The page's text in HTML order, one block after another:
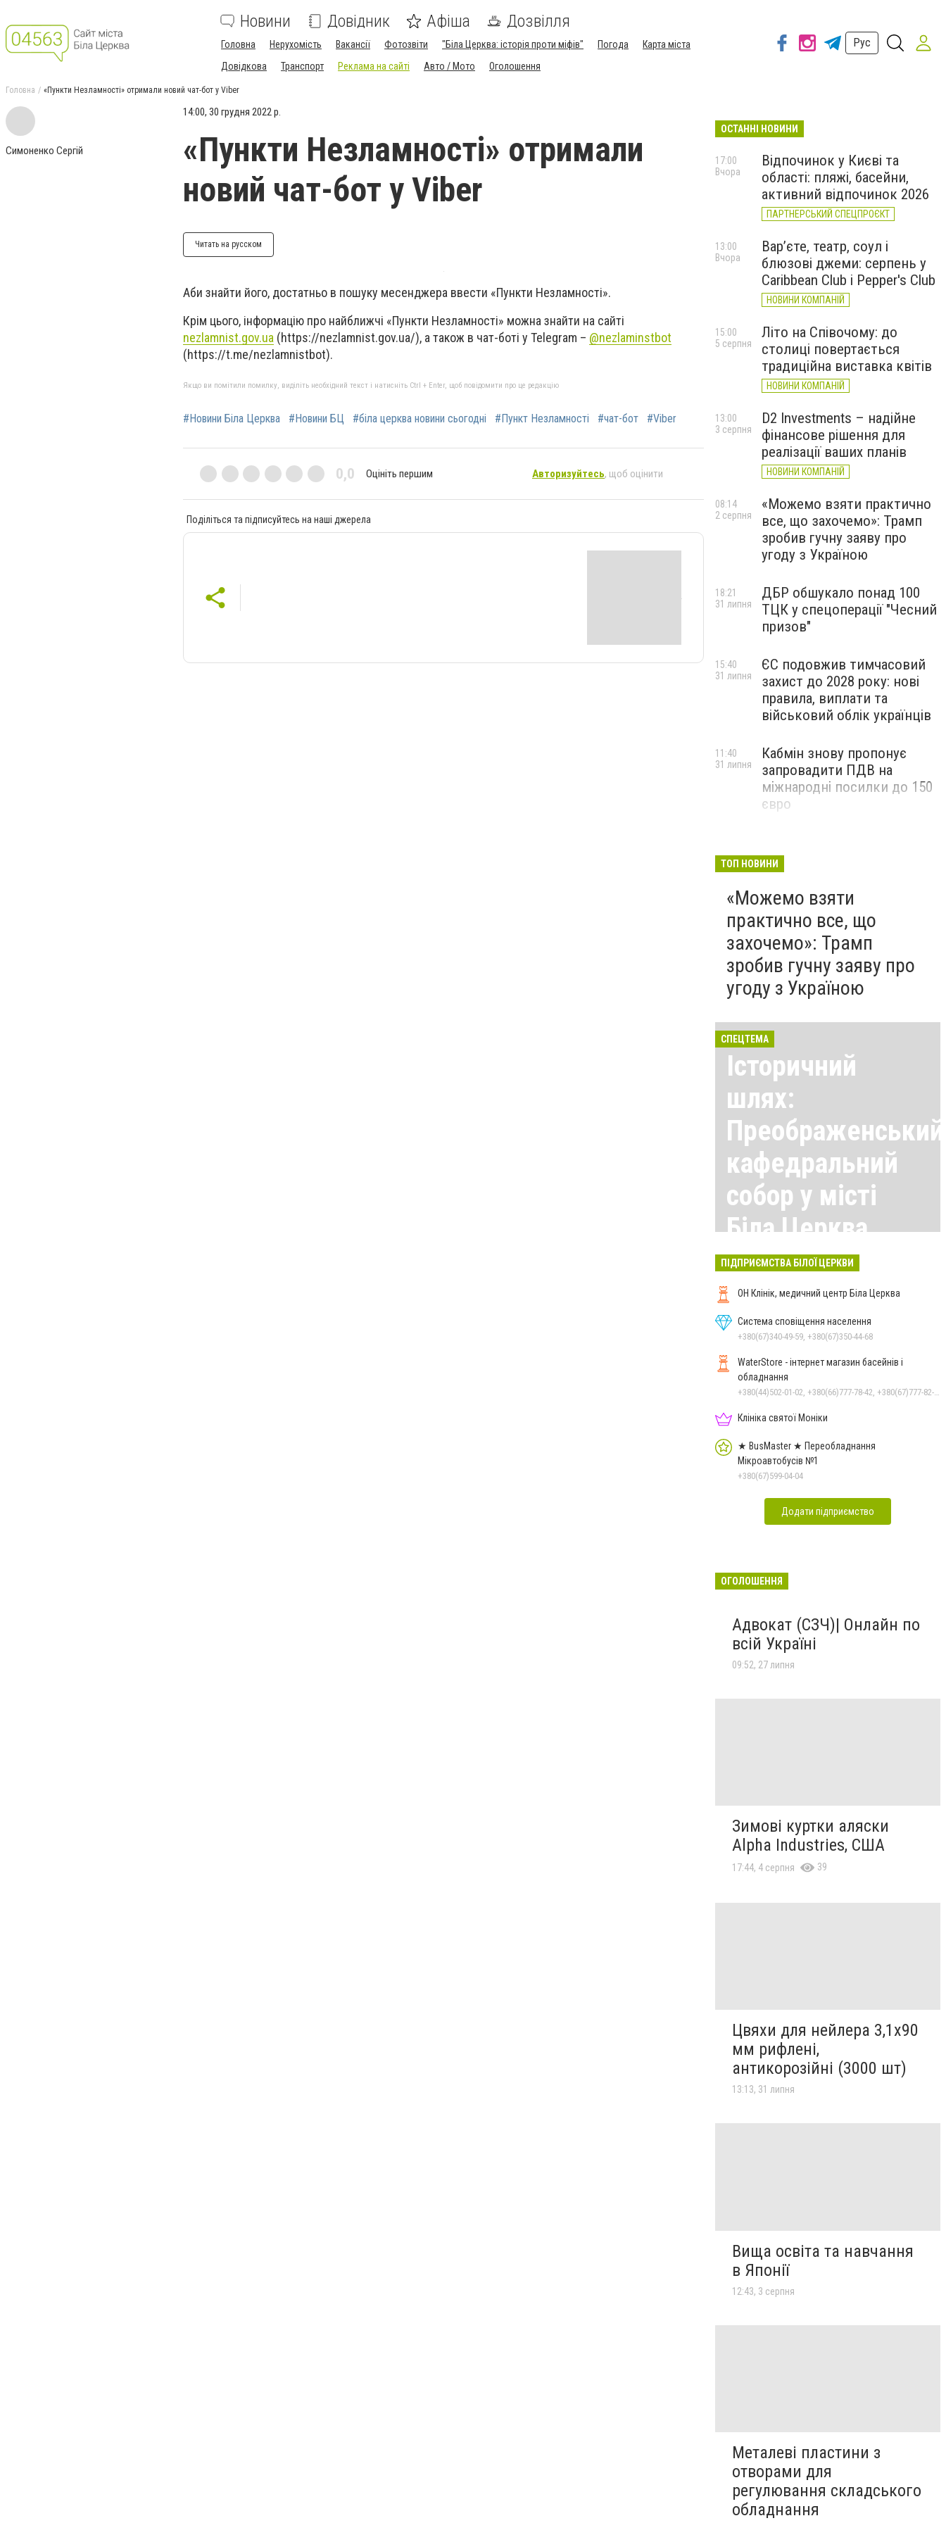
Новини Довідник Афіша Дозвілля
Головна Нерухомість Вакансії Фотозвіти "Біла Церква: історія проти міфів" Погода
Карта міста
Довідкова
Транспорт Реклама на сайті Авто / Мото Оголошення
Рус
Головна «Пункти Незламності» отримали новий чат-бот у Viber
Симоненко Сергій
14:00, 30 грудня 2022 р.
«Пункти Незламності» отримали
новий чат-бот у Viber
Читать на русском
Аби знайти його, достатньо в пошуку месенджера ввести «Пункти Незламності».
Крім цього, інформацію про найближчі «Пункти Незламності» можна знайти на сайті
nezlamnist.gov.ua (https://nezlamnist.gov.ua/), а також в чат-боті у Telegram – @nezlaminstbot
(https://t.me/nezlamnistbot).
Якщо ви помітили помилку, виділіть необхідний текст і натисніть Ctrl + Enter, щоб повідомити про це редакцію
#Новини Біла Церква #Новини БЦ #біла церква новини сьогодні #Пункт Незламності #чат-бот #Viber
0,0 Оцініть першим Авторизуйтесь, щоб оцінити
Поділіться та підписуйтесь на наші джерела
ОСТАННІ НОВИНИ
Відпочинок у Києві та
області: пляжі, басейни,
активний відпочинок 2026
ПАРТНЕРСЬКИЙ СПЕЦПРОЄКТ
17:00
Вчора
Вар’єте, театр, соул і
блюзові джеми: серпень у
Caribbean Club і Pepper's Club
НОВИНИ КОМПАНІЙ
13:00
Вчора
Літо на Співочому: до
столиці повертається
традиційна виставка квітів
НОВИНИ КОМПАНІЙ
15:00
5 серпня
D2 Investments – надійне
фінансове рішення для
реалізації ваших планів
НОВИНИ КОМПАНІЙ
13:00
3 серпня
«Можемо взяти практично
все, що захочемо»: Трамп
зробив гучну заяву про
угоду з Україною
08:14
2 серпня
ДБР обшукало понад 100
ТЦК у спецоперації "Чесний
призов"
18:21
31 липня
ЄС подовжив тимчасовий
захист до 2028 року: нові
правила, виплати та
військовий облік українців
15:40
31 липня
Кабмін знову пропонує
запровадити ПДВ на
міжнародні посилки до 150
євро
11:40
31 липня
ТОП НОВИНИ
«Можемо взяти
практично все, що
захочемо»: Трамп
зробив гучну заяву про
угоду з Україною
СПЕЦТЕМА
Історичний
шлях:
Преображенський
кафедральний
собор у місті
Біла Церква
Всі матеріали тут
ПІДПРИЄМСТВА БІЛОЇ ЦЕРКВИ
ОН Клінік, медичний центр Біла Церква
Система сповіщення населення
+380(67)340-49-59, +380(67)350-44-68
WaterStore - інтернет магазин басейнів і
обладнання
Клініка святої Моніки
★ BusMaster ★ Переобладнання
Мікроавтобусів №1
+380(67)599-04-04
Додати підприємство
ОГОЛОШЕННЯ
Адвокат (СЗЧ)| Онлайн по
всій Україні
09:52, 27 липня
Зимові куртки аляски
Alpha Industries, США
17:44, 4 серпня 39
Цвяхи для нейлера 3,1х90
мм рифлені,
антикорозійні (3000 шт)
13:13, 31 липня
Вища освіта та навчання
в Японії
12:43, 3 серпня
Металеві пластини з
отворами для
регулювання складського
обладнання